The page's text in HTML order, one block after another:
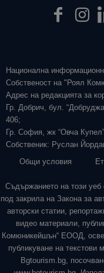
Национална
Собственост на "Роял
Адрес на редакцията за
Гр. Добрич, бул.
406;
Гр. София, жк “Овча Купел”
Собственик: Руслан
Общи условия
Съдържанието на този уеб
под закрила на Закона за
авторски статии,
видео материали,
Комюникейшън“ ЕООД,
публикуване на
Bgtourism.bg,